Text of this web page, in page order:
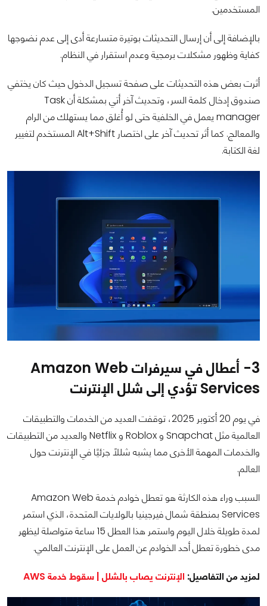
المستخدمين.
بالإضافة إلى أن إرسال التحديثات بوتيرة متسارعة أدى إلى عدم نضوجها
كفاية وظهور مشكلات برمجية وعدم استقرار في النظام.
أثرت بعض هذه التحديثات على صفحة تسجيل الدخول حيث كان يختفي
صندوق إدخال كلمة السر، وتحديث آخر أتي بمشكلة أن Task
manager يعمل في الخلفية حتى لو أُغلق مما يستهلك من الرام
والمعالج. كما أثر تحديث آخر على اختصار Alt+Shift المستخدم لتغيير
لغة الكتابة.
3- أعطال في سيرفرات Amazon Web
Services تؤدي إلى شلل الإنترنت
في يوم 20 أكتوبر 2025، توقفت العديد من الخدمات والتطبيقات
العالمية مثل Snapchat و Roblox و Netflix والعديد من التطبيقات
والخدمات المهمة الأخرى مما يشبه شللًا جزئيًا في الإنترنت حول
العالم.
السبب وراء هذه الكارثة هو تعطل خوادم خدمة Amazon Web
Services بمنطقة شمال فيرجينيا بالولايات المتحدة، الذي استمر
لمدة طويلة خلال اليوم واستمر هذا العطل 15 ساعة متواصلة ليظهر
مدى خطورة تعطل أحد الخوادم عن العمل على الإنترنت العالمي.
لمزيد من التفاصيل: الإنترنت يصاب بالشلل | سقوط خدمة AWS